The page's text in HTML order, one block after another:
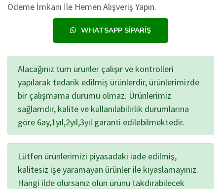
Ödeme İmkanı İle Hemen Alışveriş Yapın.
WHATSAPP SIPARIŞ
Alacağınız tüm ürünler çalışır ve kontrolleri
yapılarak tedarik edilmiş ürünlerdir, ürünlerimizde
bir çalışmama durumu olmaz. Ürünlerimiz
sağlamdır, kalite ve kullanılabilirlik durumlarına
göre 6ay,1yıl,2yıl,3yıl garanti edilebilmektedir.
Lütfen ürünlerimizi piyasadaki iade edilmiş,
kalitesiz işe yaramayan ürünler ile kıyaslamayınız.
Hangi ilde olursanız olun ürünü takdırabilecek